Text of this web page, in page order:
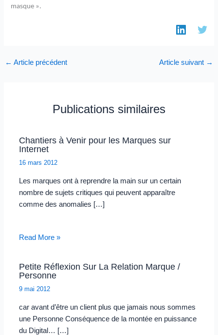
masque ».
← Article précédent Article suivant →
Publications similaires
Chantiers à Venir pour les Marques sur
Internet
16 mars 2012
Les marques ont à reprendre la main sur un certain
nombre de sujets critiques qui peuvent apparaître
comme des anomalies […]
Read More »
Petite Réflexion Sur La Relation Marque /
Personne
9 mai 2012
car avant d’être un client plus que jamais nous sommes
une Personne Conséquence de la montée en puissance
du Digital… […]